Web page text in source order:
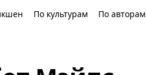
По культурам По авторам